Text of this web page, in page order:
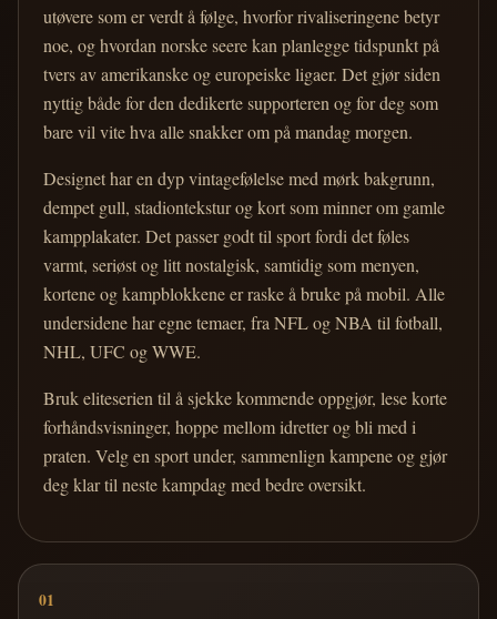
utøvere som er verdt å følge, hvorfor rivaliseringene betyr
noe, og hvordan norske seere kan planlegge tidspunkt på
tvers av amerikanske og europeiske ligaer. Det gjør siden
nyttig både for den dedikerte supporteren og for deg som
bare vil vite hva alle snakker om på mandag morgen.
Designet har en dyp vintagefølelse med mørk bakgrunn,
dempet gull, stadiontekstur og kort som minner om gamle
kampplakater. Det passer godt til sport fordi det føles
varmt, seriøst og litt nostalgisk, samtidig som menyen,
kortene og kampblokkene er raske å bruke på mobil. Alle
undersidene har egne temaer, fra NFL og NBA til fotball,
NHL, UFC og WWE.
Bruk eliteserien til å sjekke kommende oppgjør, lese korte
forhåndsvisninger, hoppe mellom idretter og bli med i
praten. Velg en sport under, sammenlign kampene og gjør
deg klar til neste kampdag med bedre oversikt.
01